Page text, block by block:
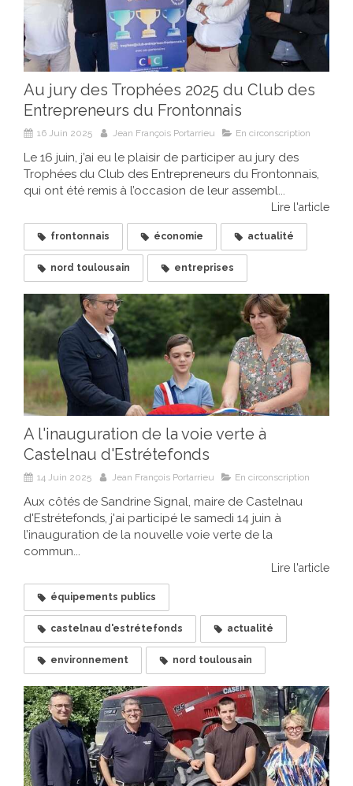
Au jury des Trophées 2025 du Club des
Entrepreneurs du Frontonnais
16 Juin 2025 Jean François Portarrieu En circonscription
Le 16 juin, j’ai eu le plaisir de participer au jury des
Trophées du Club des Entrepreneurs du Frontonnais,
qui ont été remis à l’occasion de leur assembl...
Lire l'article
frontonnais économie actualité
nord toulousain entreprises
A l'inauguration de la voie verte à
Castelnau d'Estrétefonds
14 Juin 2025 Jean François Portarrieu En circonscription
Aux côtés de Sandrine Signal, maire de Castelnau
d'Estrétefonds, j'ai participé le samedi 14 juin à
l’inauguration de la nouvelle voie verte de la
commun...
Lire l'article
équipements publics
castelnau d'estrétefonds actualité
environnement nord toulousain